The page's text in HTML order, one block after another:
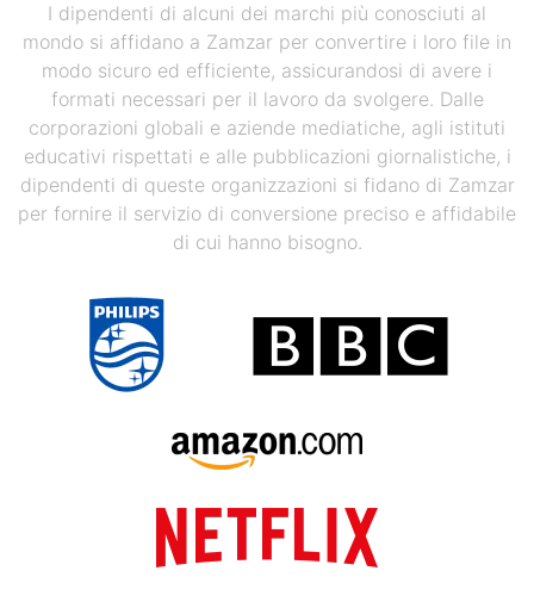
I dipendenti di alcuni dei marchi più conosciuti al
mondo si affidano a Zamzar per convertire i loro file in
modo sicuro ed efficiente, assicurandosi di avere i
formati necessari per il lavoro da svolgere. Dalle
corporazioni globali e aziende mediatiche, agli istituti
educativi rispettati e alle pubblicazioni giornalistiche, i
dipendenti di queste organizzazioni si fidano di Zamzar
per fornire il servizio di conversione preciso e affidabile
di cui hanno bisogno.